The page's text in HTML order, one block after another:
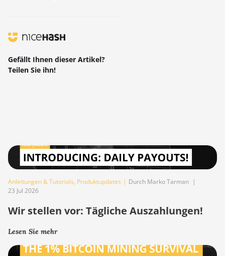
Gefällt Ihnen dieser Artikel?
Teilen Sie ihn!
Anleitungen & Tutorials, Produktupdates | Durch Marko Tarman |
23 Jul 2026
Wir stellen vor: Tägliche Auszahlungen!
Lesen Sie mehr